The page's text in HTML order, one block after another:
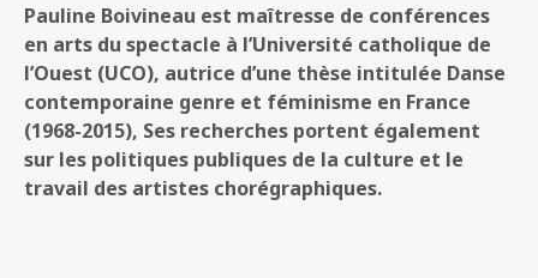
Pauline Boivineau est maîtresse de conférences
en arts du spectacle à l’Université catholique de
l’Ouest (UCO), autrice d’une thèse intitulée Danse
contemporaine genre et féminisme en France
(1968-2015), Ses recherches portent également
sur les politiques publiques de la culture et le
travail des artistes chorégraphiques.